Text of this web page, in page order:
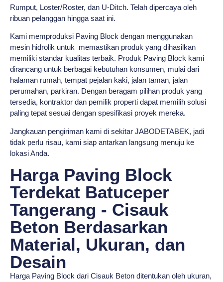
Rumput, Loster/Roster, dan U-Ditch. Telah dipercaya oleh
ribuan pelanggan hingga saat ini.
Kami memproduksi Paving Block dengan menggunakan
mesin hidrolik untuk memastikan produk yang dihasilkan
memiliki standar kualitas terbaik. Produk Paving Block kami
dirancang untuk berbagai kebutuhan konsumen, mulai dari
halaman rumah, tempat pejalan kaki, jalan taman, jalan
perumahan, parkiran. Dengan beragam pilihan produk yang
tersedia, kontraktor dan pemilik properti dapat memilih solusi
paling tepat sesuai dengan spesifikasi proyek mereka.
Jangkauan pengiriman kami di sekitar JABODETABEK, jadi
tidak perlu risau, kami siap antarkan langsung menuju ke
lokasi Anda.
Harga Paving Block
Terdekat Batuceper
Tangerang - Cisauk
Beton Berdasarkan
Material, Ukuran, dan
Desain
Harga Paving Block dari Cisauk Beton ditentukan oleh ukuran,